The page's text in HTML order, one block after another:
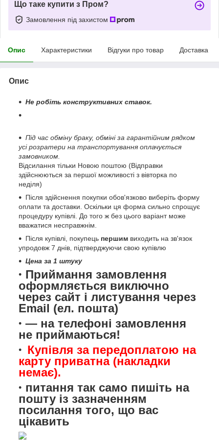
Що таке купити з Пром?
Замовлення під захистом
Опис Характеристики Відгуки про товар Доставка
Опис
Не робіть конструктивних ставок.
Під час обміну браку, обміні за гарантійним рядком
усі розратери на транспортування оплачується
замовником.
Відсилання тільки Новою поштою (Відправки
здійснюються за першої можливості з вівторка по
неділя)
Після здійснення покупки обов'язково виберіть форму
оплати та доставки. Оскільки ця форма сильно спрощує
процедуру купівлі. До того ж без цього варіант може
вважатися несправжнім.
Після купівлі, покупець першим виходить на зв'язок
упродовж 7 днів, підтверджуючи свою купівлю
Цена за 1 штуку
Приймання замовлення
оформляється виключно
через сайт і листування через
Email (ел. пошта)
— на телефоні замовлення
не приймаються!
Купівля за передоплатою на
карту приватна (накладки
немає).
питання так само пишіть на
пошту із зазначенням
посилання того, що вас
цікавить